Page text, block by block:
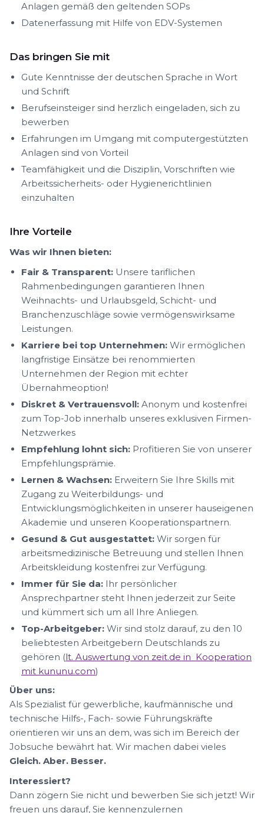
Anlagen gemäß den geltenden SOPs
Datenerfassung mit Hilfe von EDV-Systemen
Das bringen Sie mit
Gute Kenntnisse der deutschen Sprache in Wort
und Schrift
Berufseinsteiger sind herzlich eingeladen, sich zu
bewerben
Erfahrungen im Umgang mit computergestützten
Anlagen sind von Vorteil
Teamfähigkeit und die Disziplin, Vorschriften wie
Arbeitssicherheits- oder Hygienerichtlinien
einzuhalten
Ihre Vorteile
Was wir Ihnen bieten:
Fair & Transparent: Unsere tariflichen
Rahmenbedingungen garantieren Ihnen
Weihnachts- und Urlaubsgeld, Schicht- und
Branchenzuschläge sowie vermögenswirksame
Leistungen.
Karriere bei top Unternehmen: Wir ermöglichen
langfristige Einsätze bei renommierten
Unternehmen der Region mit echter
Übernahmeoption!
Diskret & Vertrauensvoll: Anonym und kostenfrei
zum Top-Job innerhalb unseres exklusiven Firmen-
Netzwerkes
Empfehlung lohnt sich: Profitieren Sie von unserer
Empfehlungsprämie.
Lernen & Wachsen: Erweitern Sie Ihre Skills mit
Zugang zu Weiterbildungs- und
Entwicklungsmöglichkeiten in unserer hauseigenen
Akademie und unseren Kooperationspartnern.
Gesund & Gut ausgestattet: Wir sorgen für
arbeitsmedizinische Betreuung und stellen Ihnen
Arbeitskleidung kostenfrei zur Verfügung.
Immer für Sie da: Ihr persönlicher
Ansprechpartner steht Ihnen jederzeit zur Seite
und kümmert sich um all Ihre Anliegen.
Top-Arbeitgeber: Wir sind stolz darauf, zu den 10
beliebtesten Arbeitgebern Deutschlands zu
gehören (lt. Auswertung von zeit.de in Kooperation
mit kununu.com)
Über uns:
Als Spezialist für gewerbliche, kaufmännische und
technische Hilfs-, Fach- sowie Führungskräfte
orientieren wir uns an dem, was sich im Bereich der
Jobsuche bewährt hat. Wir machen dabei vieles
Gleich. Aber. Besser.
Interessiert?
Dann zögern Sie nicht und bewerben Sie sich jetzt! Wir
freuen uns darauf, Sie kennenzulernen